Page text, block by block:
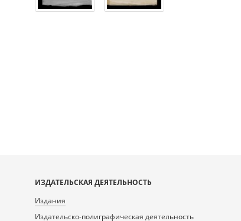
ИЗДАТЕЛЬСКАЯ ДЕЯТЕЛЬНОСТЬ
Издания
Издательско-полиграфическая деятельность